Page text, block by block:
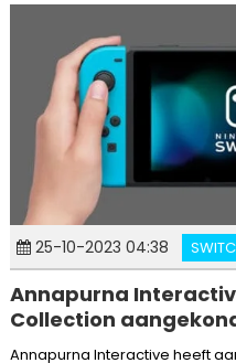
25-10-2023 04:38
Annapurna
Collection
Annapurna Interactive heeft